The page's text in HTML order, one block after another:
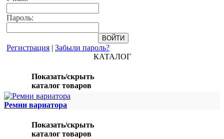
Пароль:
Регистрация | Забыли пароль?
КАТАЛОГ
Показать/скрыть
каталог товаров
Ремни вариатора
Показать/скрыть
каталог товаров